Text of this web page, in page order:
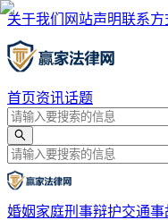
关于我们 网站声明联系方
首页资讯话题
婚姻家庭刑事辩护交通事